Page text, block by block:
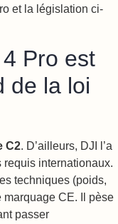
et la législation ci-
Pro est
de la loi
C2. D’ailleurs, DJI l’a
internationaux.
techniques (poids,
marquage CE. Il pèse
passer